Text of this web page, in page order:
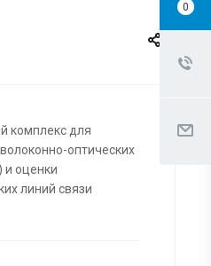
комплекс для
оптических
и оценки
линий связи
0